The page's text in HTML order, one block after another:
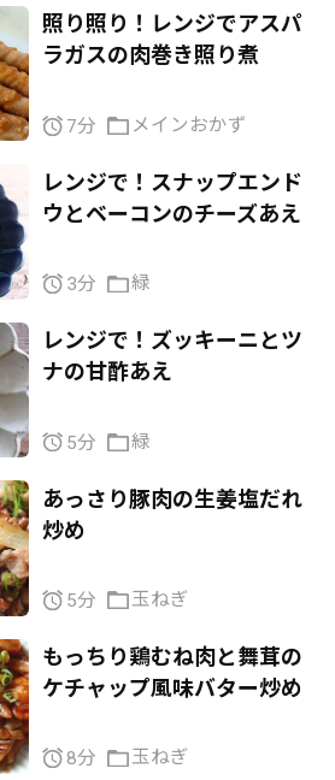
照り照り！レンジでアスパ
ラガスの肉巻き照り煮
7分 メインおかず
レンジで！スナップエンド
ウとベーコンのチーズあえ
3分 緑
レンジで！ズッキーニとツ
ナの甘酢あえ
5分 緑
あっさり豚肉の生姜塩だれ
炒め
5分 玉ねぎ
もっちり鶏むね肉と舞茸の
ケチャップ風味バター炒め
8分 玉ねぎ